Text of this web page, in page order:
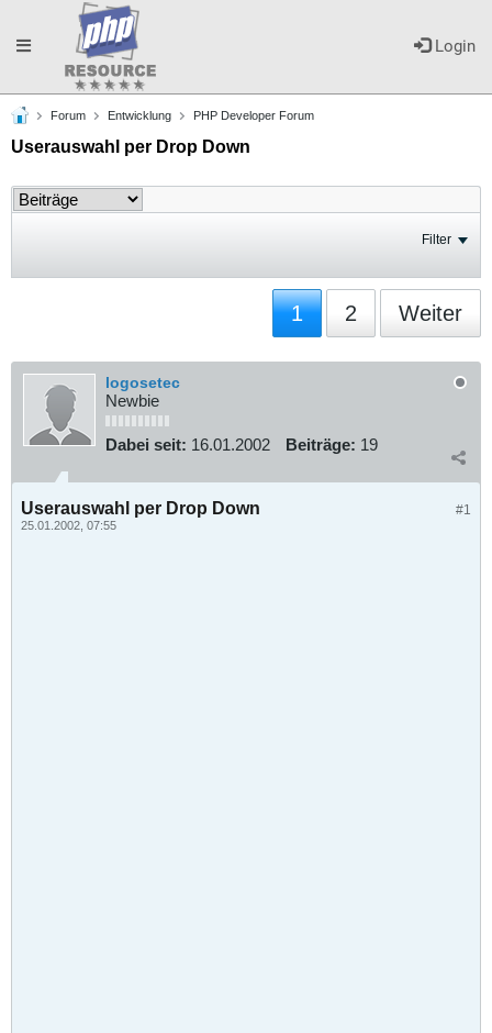
Login
Toggle
navigation
Forum Entwicklung PHP Developer Forum
Userauswahl per Drop Down
Filter
1 2 Weiter
logosetec
Newbie
Dabei seit: 16.01.2002 Beiträge: 19
#1
Userauswahl per Drop Down
25.01.2002, 07:55